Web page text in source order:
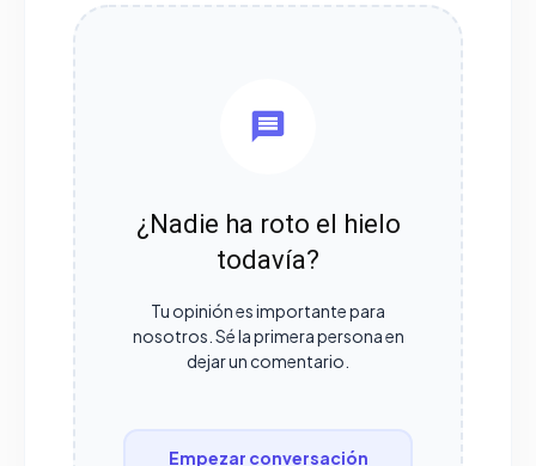
¿Nadie ha roto el hielo
todavía?
Tu opinión es importante para
nosotros. Sé la primera persona en
dejar un comentario.
Empezar conversación